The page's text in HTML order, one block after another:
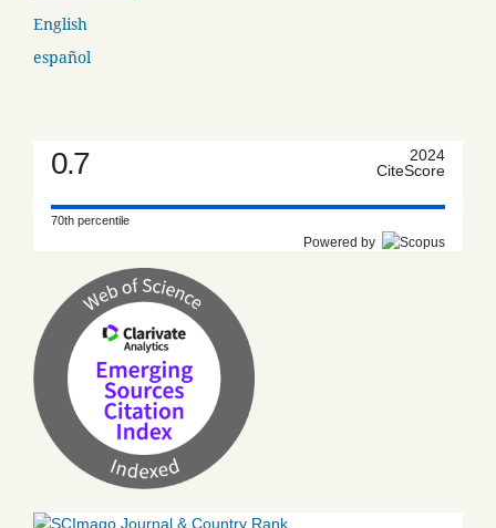
English
español
0.7
2024
CiteScore
70th percentile
Powered by